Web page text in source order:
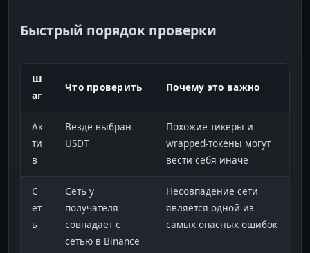
Быстрый порядок проверки
Ш
аг
Что проверить
Почему это важно
Ак
ти
в
Везде выбран
USDT
Похожие тикеры и
wrapped-токены могут
вести себя иначе
С
ет
ь
Сеть у
получателя
совпадает с
сетью в Binance
Несовпадение сети
является одной из
самых опасных ошибок